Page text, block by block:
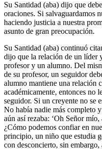
Su Santidad (aba) dijo que
oraciones. Si salvaguardamos
haciendo justicia a nuestra
asunto de gran preocupación.
Su Santidad (aba) continuó
dijo que la relación de un líder
profesor y un alumno. Del
de su profesor, un seguidor
alumno mantiene una relación
académicamente, entonces no
seguidor. Si un creyente no se
No había nadie más completo
aún así rezaba: ‘Oh Señor
¿Cómo podemos confiar en
principio, un niño que estudia
con desconcierto, sin